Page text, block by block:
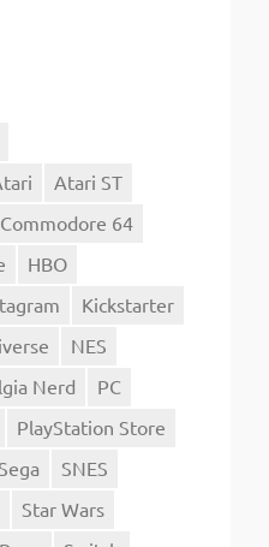
Atari ST
Commodore 64
HBO
Kickstarter
NES
Nerd
PC
PlayStation Store
Sega
SNES
Star Wars